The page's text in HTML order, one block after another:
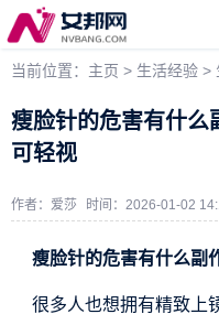
当前位置： 主页 > 生活经验 >
瘦脸针的危害有什么
可轻视
作者：爱莎 时间：2026-01-02
瘦脸针的危害有什么副
很多人也想拥有精致上